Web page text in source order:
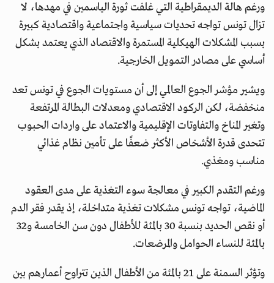
ورغم هالة الديمقراطية التي غلفت ثورة الياسمين في مهدها، لا
تزال تونس تواجه تحديات سياسية واجتماعية واقتصادية كبيرة
بسبب المشكلات الهيكلية المستمرة والاقتصاد الذي يعتمد بشكل
أساسي على مصادر التمويل الخارجية.
ويشير مؤشر الجوع العالمي إلى أن مستويات الجوع في تونس تعد
منخفضة، لكن الركود الاقتصادي ومعدلات البطالة المرتفعة
وتغير المناخ والتفاوتات الإقليمية والاعتماد على واردات الحبوب
تتحدى قدرة الأشخاص الأكثر ضعفًا على تأمين نظام غذائي
مناسب ومغذي.
ورغم التقدم الكبير في معالجة سوء التغذية على مدى العقود
الماضية، تواجه تونس مشكلات تغذية متداخلة، إذ يقدر فقر الدم
أو نقص الحديد بنسبة 30 بالمئة للأطفال دون سن الخامسة و32
بالمئة للنساء الحوامل والمرضعات.
وتؤثر السمنة على 21 بالمئة من الأطفال الذين تتراوح أعمارهم بين